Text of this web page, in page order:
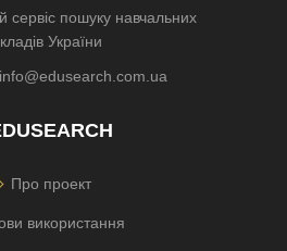
сервіс пошуку навчальних
України
info@edusearch.com.ua
Про проект
використання